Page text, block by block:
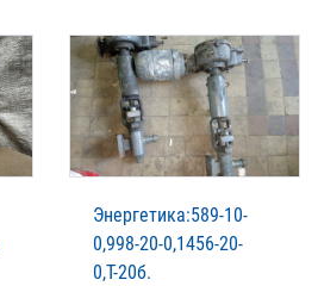
Энергетика:589-10-
0,998-20-0,1456-20-
0,Т-20б.